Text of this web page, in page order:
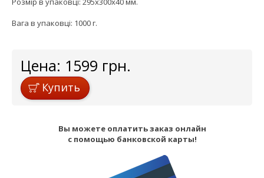
Вага в упаковці: 1000 г.
Цена: 1599 грн.
Купить
Вы можете оплатить заказ онлайн
с помощью банковской карты!